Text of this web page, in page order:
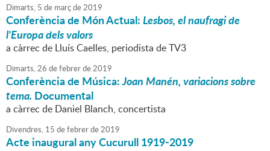
Dimarts, 5 de marçde2019
Conferència de Món Actual:Lesbos, el naufragi de
l'Europa dels valors
a càrrec de Lluís Caelles, periodista de TV3
Dimarts,26 defebrerde2019
Conferència de Música:Joan Manén, variacions sobre
tema. Documental
a càrrec de Daniel Blanch, concertista
Divendres, 15 defebrerde2019
Acte inaugural any Cucurull 1919-2019